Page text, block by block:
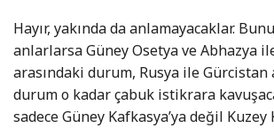
Hayır, yakında da anlamayacaklar.
anlarlarsa Güney Osetya ve Abhazya
arasındaki durum, Rusya ile Gürcistan
durum o kadar çabuk istikrara
sadece Güney Kafkasya’ya değil Kuzey